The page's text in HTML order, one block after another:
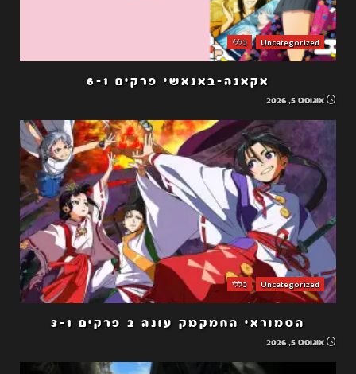
Uncategorized כללי
אקאנה-באנאשי פרקים 6-1
אוגוסט 5, 2026
Uncategorized כללי
הסמוראי החמקמק עונה 2 פרקים 3-1
אוגוסט 5, 2026